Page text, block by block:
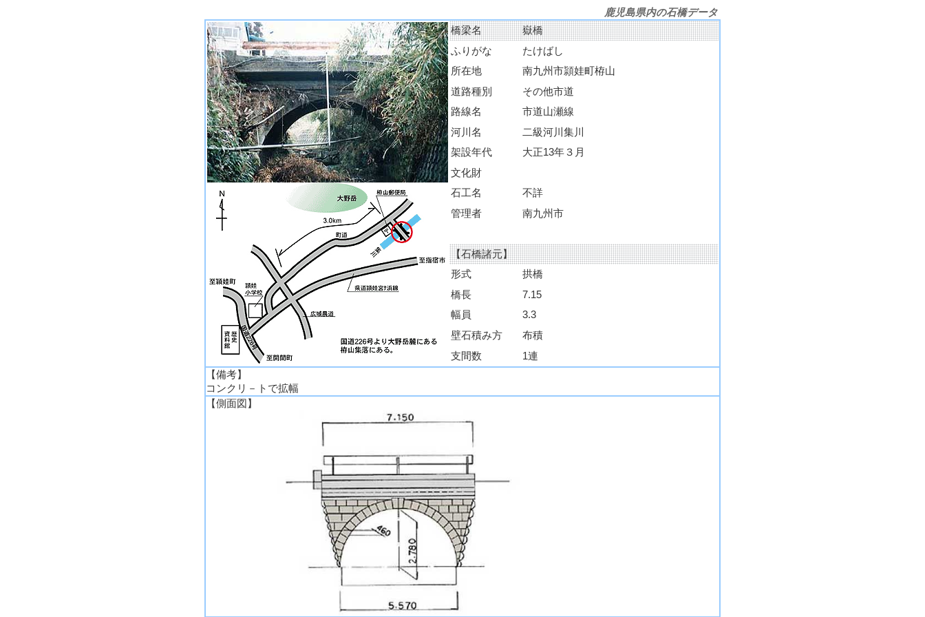
鹿児島県内の石橋データ
橋梁名
嶽橋
ふりがな
たけばし
所在地
南九州市頴娃町栫山
道路種別
その他市道
路線名
市道山瀬線
河川名
二級河川集川
架設年代
大正13年３月
文化財
石工名
不詳
管理者
南九州市
【石橋諸元】
形式
拱橋
橋長
7.15
幅員
3.3
壁石積み方
布積
支間数
1連
【備考】
コンクリ－トで拡幅
【側面図】